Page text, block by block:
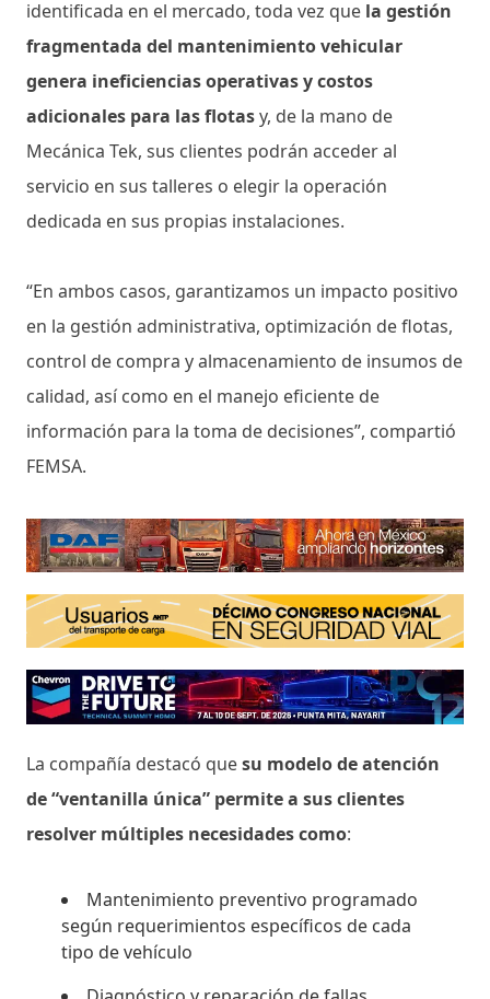
identificada en el mercado, toda vez que la gestión
fragmentada del mantenimiento vehicular
genera ineficiencias operativas y costos
adicionales para las flotasy, de la mano de
Mecánica Tek, sus clientes podrán acceder al
servicio en sus talleres o elegir la operación
dedicada en sus propias instalaciones.
“En ambos casos, garantizamos un impacto positivo
en la gestión administrativa, optimización de flotas,
control de compra y almacenamiento de insumos de
calidad, así como en el manejo eficiente de
información para la toma de decisiones”, compartió
FEMSA.
La compañía destacó quesu modelo de atención
de “ventanilla única” permite a sus clientes
resolver múltiples necesidades como:
Mantenimiento preventivo programado
según requerimientos específicos de cada
tipo de vehículo